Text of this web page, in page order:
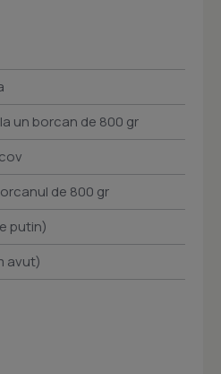
un borcan de 800 gr
de 800 gr
putin)
avut)